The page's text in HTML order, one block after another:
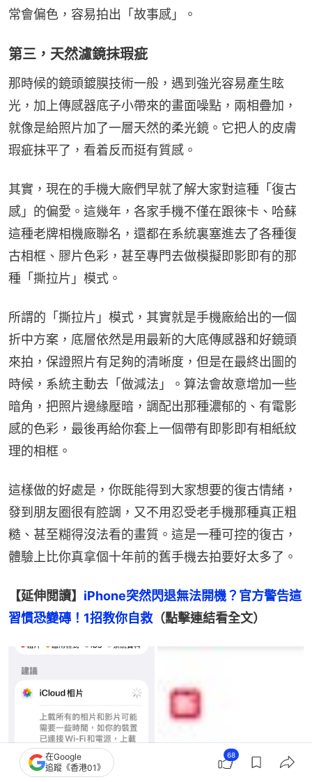
常會偏色，容易拍出「故事感」。
第三，天然濾鏡抹瑕疵
那時候的鏡頭鍍膜技術一般，遇到強光容易產生眩
光，加上傳感器底子小帶來的畫面噪點，兩相疊加，
就像是給照片加了一層天然的柔光鏡。它把人的皮膚
瑕疵抹平了，看着反而挺有質感。
其實，現在的手機大廠們早就了解大家對這種「復古
感」的偏愛。這幾年，各家手機不僅在跟徠卡、哈蘇
這種老牌相機廠聯名，還都在系統裏塞進去了各種復
古相框、膠片色彩，甚至專門去做模擬即影即有的那
種「撕拉片」模式。
所謂的「撕拉片」模式，其實就是手機廠給出的一個
折中方案，底層依然是用最新的大底傳感器和好鏡頭
來拍，保證照片有足夠的清晰度，但是在最終出圖的
時候，系統主動去「做減法」。算法會故意增加一些
暗角，把照片邊緣壓暗，調配出那種濃郁的、有電影
感的色彩，最後再給你套上一個帶有即影即有相紙紋
理的相框。
這樣做的好處是，你既能得到大家想要的復古情緒，
發到朋友圈很有腔調，又不用忍受老手機那種真正粗
糙、甚至糊得沒法看的畫質。這是一種可控的復古，
體驗上比你真拿個十年前的舊手機去拍要好太多了。
【延伸閲讀】 iPhone突然閃退無法開機？官方警告這
習慣恐變磚！1招教你自救 （點擊連結看全文）
在Google
追蹤《香港01》
68